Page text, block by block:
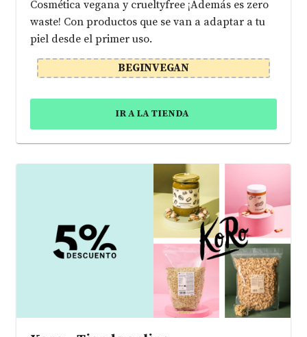
Cosmética vegana y crueltyfree ¡Además es zero
waste! Con productos que se van a adaptar a tu
piel desde el primer uso.
BEGINVEGAN
IR A LA TIENDA